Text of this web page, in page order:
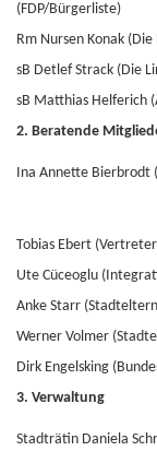
(FDP/Bürgerliste)
Rm Nursen Konak
sB Detlef Strack (Die
sB Matthias Helferich
2. Beratende
Ina Annette Bierbrodt
Tobias Ebert
Ute Cüceoglu
Anke Starr
Werner Volmer
Dirk Engelsking
3. Verwaltung
Stadträtin Daniela